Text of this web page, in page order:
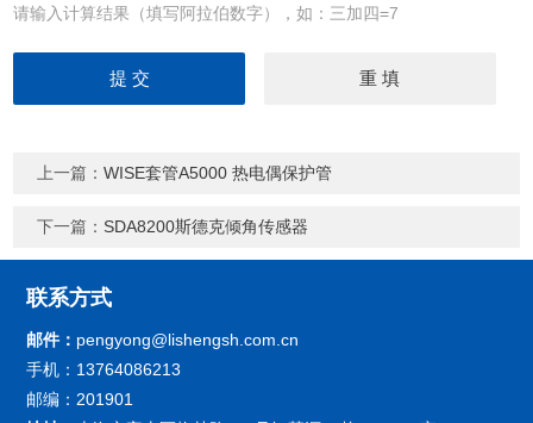
请输入计算结果（填写阿拉伯数字），如：三加四=7
上一篇：WISE套管A5000 热电偶保护管
下一篇： SDA8200斯德克倾角传感器
联系方式
邮件： pengyong@lishengsh.com.cn
手机：13764086213
邮编：201901